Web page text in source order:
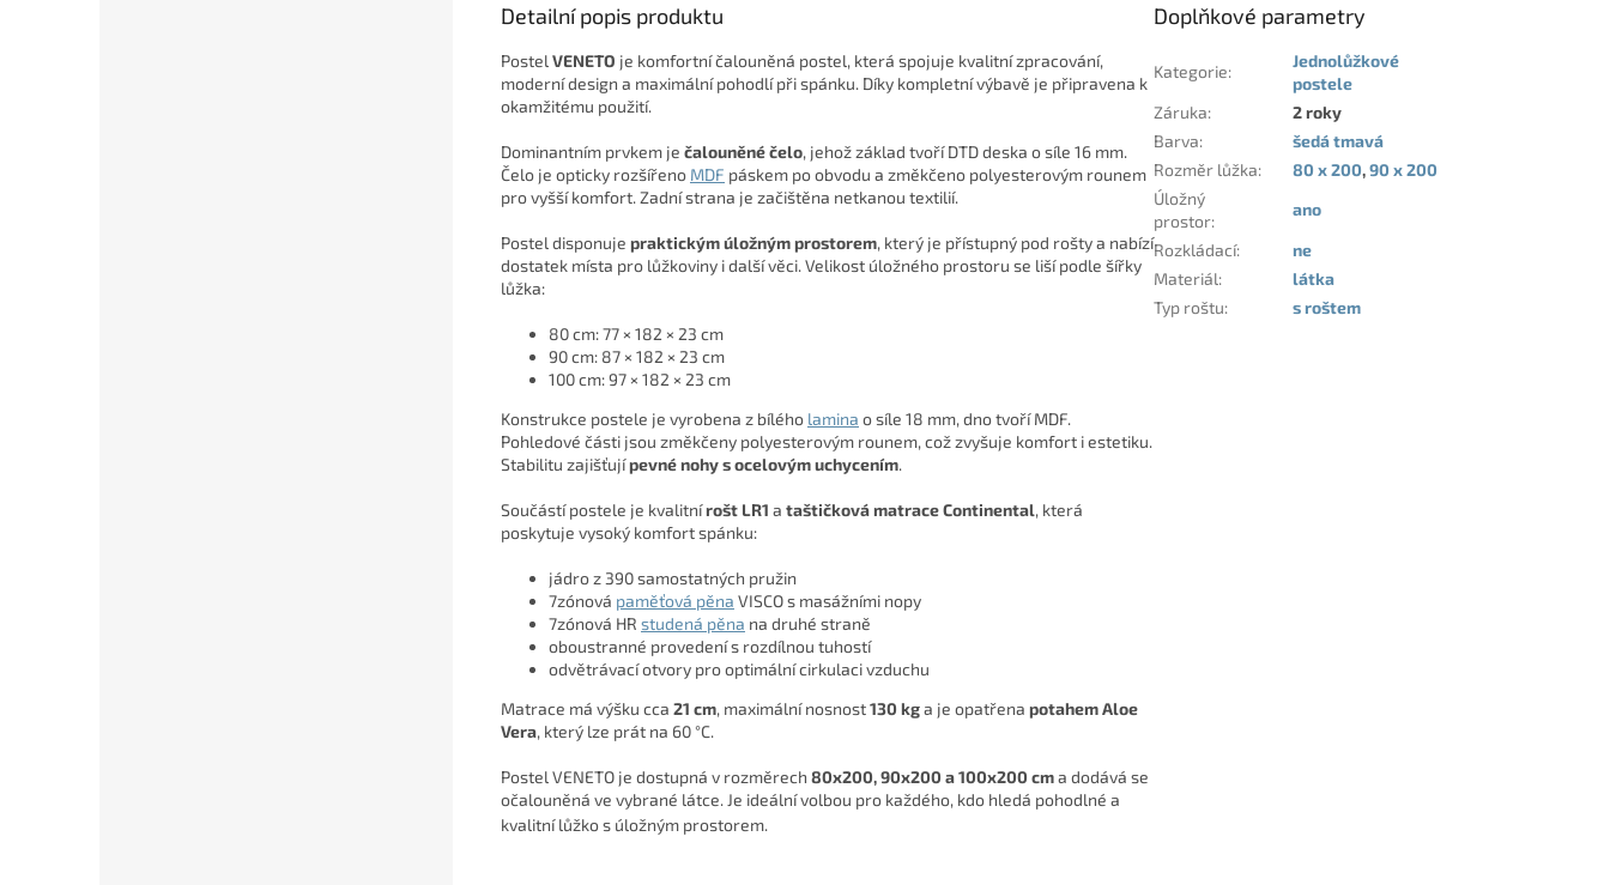
Detailní popis produktu
Postel VENETO je komfortní čalouněná postel, která spojuje kvalitní zpracování,
moderní design a maximální pohodlí při spánku. Díky kompletní výbavě je připravena k
okamžitému použití.
Dominantním prvkem je čalouněné čelo, jehož základ tvoří DTD deska o síle 16 mm.
Čelo je opticky rozšířeno MDF páskem po obvodu a změkčeno polyesterovým rounem
pro vyšší komfort. Zadní strana je začištěna netkanou textilií.
Postel disponuje praktickým úložným prostorem, který je přístupný pod rošty a nabízí
dostatek místa pro lůžkoviny i další věci. Velikost úložného prostoru se liší podle šířky
lůžka:
80 cm: 77 × 182 × 23 cm
90 cm: 87 × 182 × 23 cm
100 cm: 97 × 182 × 23 cm
Konstrukce postele je vyrobena z bílého lamina o síle 18 mm, dno tvoří MDF.
Pohledové části jsou změkčeny polyesterovým rounem, což zvyšuje komfort i estetiku.
Stabilitu zajišťujípevné nohy s ocelovým uchycením.
Součástí postele je kvalitnírošt LR1 a taštičková matrace Continental, která
poskytuje vysoký komfort spánku:
jádro z 390 samostatných pružin
7zónová paměťová pěna VISCO s masážními nopy
7zónová HR studená pěna na druhé straně
oboustranné provedení s rozdílnou tuhostí
odvětrávací otvory pro optimální cirkulaci vzduchu
Matrace má výšku cca 21 cm, maximální nosnost130 kga je opatřena potahem Aloe
Vera, který lze prát na 60 °C.
Postel VENETO je dostupná v rozměrech 80x200, 90x200 a 100x200 cma dodává se
očalouněná ve vybrané látce. Je ideální volbou pro každého, kdo hledá pohodlné a
kvalitní lůžko s úložným prostorem.
Doplňkové parametry
Kategorie:
Jednolůžkové
postele
Záruka:
2 roky
Barva:
šedá tmavá
Rozměr lůžka: 80 x 200,90 x 200
Úložný
prostor:
ano
Rozkládací:
ne
Materiál:
látka
Typ roštu: s roštem